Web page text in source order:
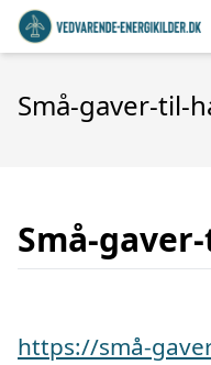
Små-gaver-til-
Små-
https://små-